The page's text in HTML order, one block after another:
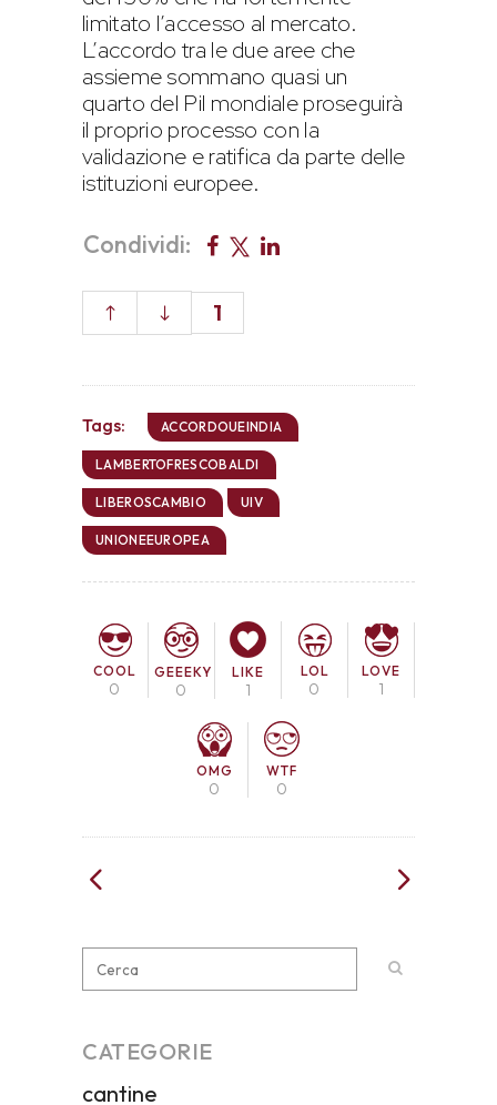
limitato l’accesso al mercato.
L’accordo tra le due aree che
assieme sommano quasi un
quarto del Pil mondiale proseguirà
il proprio processo con la
validazione e ratifica da parte delle
istituzioni europee.
Condividi:
1
Tags: ACCORDOUEINDIA
LAMBERTOFRESCOBALDI
LIBEROSCAMBIO UIV
UNIONEEUROPEA
COOL
0
GEEEKY
0
LIKE
1
LOL
0
LOVE
1
OMG
0
WTF
0
CATEGORIE
cantine